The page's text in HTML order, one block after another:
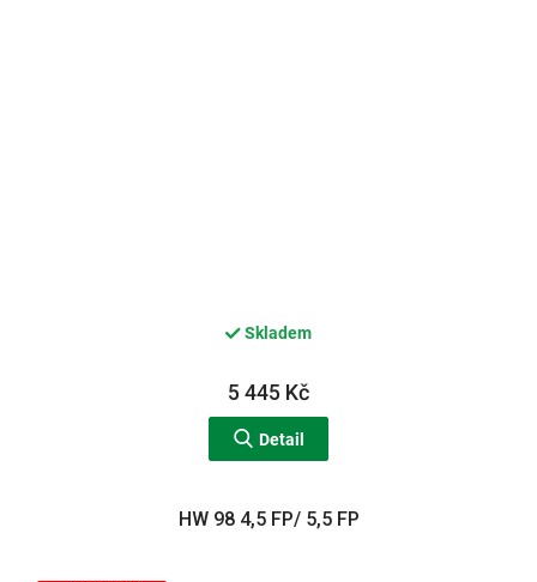
Skladem
5 445 Kč
Detail
HW 98 4,5 FP/ 5,5 FP